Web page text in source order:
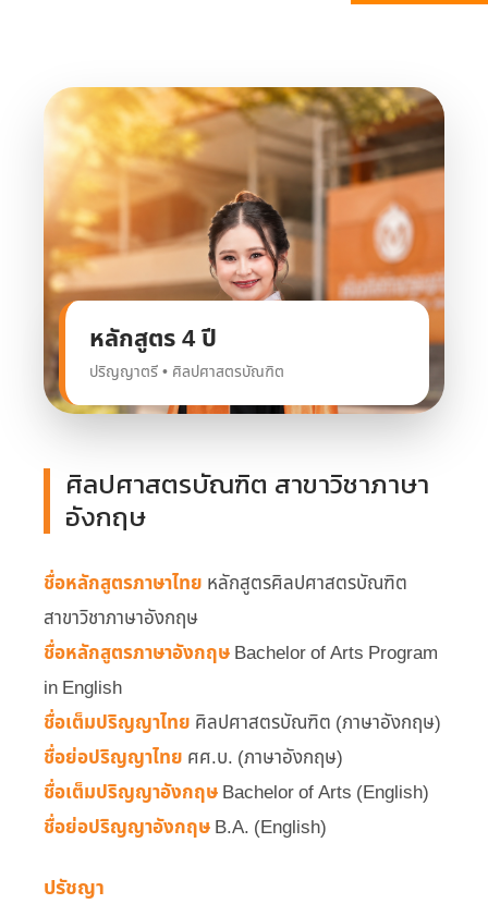
ศิลปศาสตรบัณฑิต สาขาวิชาภาษา
อังกฤษ
ชื่อหลักสูตรภาษาไทย หลักสูตรศิลปศาสตรบัณฑิต
สาขาวิชาภาษาอังกฤษ
ชื่อหลักสูตรภาษาอังกฤษBachelor of Arts Program
in English
ชื่อเต็มปริญญาไทย ศิลปศาสตรบัณฑิต (ภาษาอังกฤษ)
ชื่อย่อปริญญาไทย ศศ.บ. (ภาษาอังกฤษ)
ชื่อเต็มปริญญาอังกฤษBachelor of Arts (English)
ชื่อย่อปริญญาอังกฤษB.A. (English)
ปรัชญา
หลักสูตร 4 ปี
ปริญญาตรี • ศิลปศาสตรบัณฑิต